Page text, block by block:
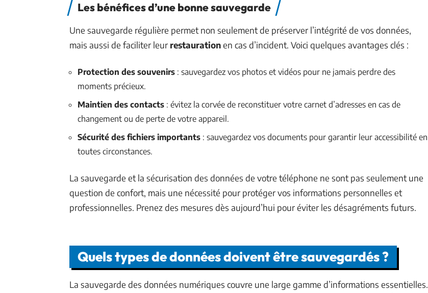
Les bénéfices d’une bonne sauvegarde
Une sauvegarde régulière permet non seulement de préserver l’intégrité de vos données,
mais aussi de faciliter leur restaurationen cas d’incident. Voici quelques avantages clés :
Protection des souvenirs : sauvegardez vos photos et vidéos pour ne jamais perdre des
moments précieux.
Maintien des contacts : évitez la corvée de reconstituer votre carnet d’adresses en cas de
changement ou de perte de votre appareil.
Sécurité des fichiers importants : sauvegardez vos documents pour garantir leur accessibilité en
toutes circonstances.
La sauvegarde et la sécurisation des données de votre téléphone ne sont pas seulement une
question de confort, mais une nécessité pour protéger vos informations personnelles et
professionnelles. Prenez des mesures dès aujourd’hui pour éviter les désagréments futurs.
Quels types de données doivent être sauvegardés ?
La sauvegarde des données numériques couvre une large gamme d’informations essentielles.